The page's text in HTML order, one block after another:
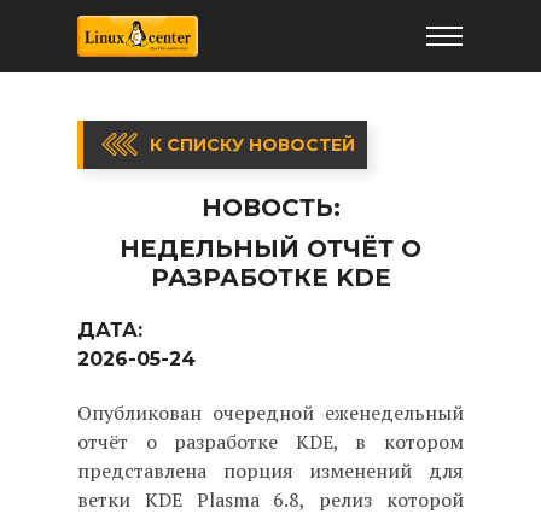
К СПИСКУ НОВОСТЕЙ
НОВОСТЬ:
НЕДЕЛЬНЫЙ ОТЧЁТ О
РАЗРАБОТКЕ KDE
ДАТА:
2026-05-24
Опубликован очередной еженедельный
отчёт о разработке KDE, в котором
представлена порция изменений для
ветки KDE Plasma 6.8, релиз которой